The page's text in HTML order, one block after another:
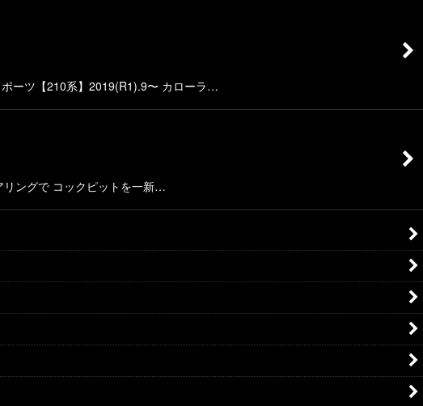
ーツ【210系】2019(R1).9〜 カローラ…
リングで コックピットを一新…